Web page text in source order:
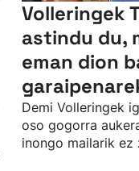
Volleringek
astindu du,
eman dion
Demi Volleringek
oso gogorra
inongo mailarik ez